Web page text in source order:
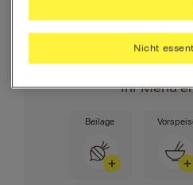
MyMenuIQ hilft Dir,
allen Nährstoffen zu
täglich
Ihr Menü
Beilage
Nicht